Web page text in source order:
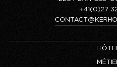
+41(0)27